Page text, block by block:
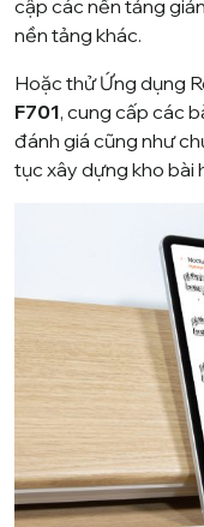
cập các nền tảng
nền tảng khác.
Hoặc thử Ứng dụng
F701, cung cấp các
đánh giá cũng như
tục xây dựng kho bài